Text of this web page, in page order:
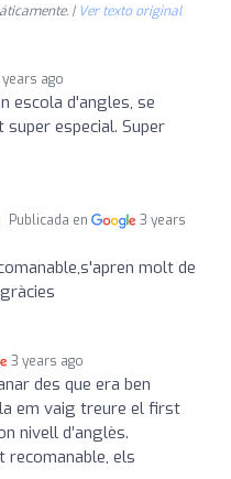
| Ver texto original
years ago
escola d'angles, se
especial. Super
Publicada en
3 years
molt de
3 years ago
des que era ben
em vaig treure el first
nivell d’anglès.
recomanable, els